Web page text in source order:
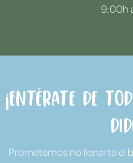
9:00h
¡Entérate de
Prometemos no llenarte el